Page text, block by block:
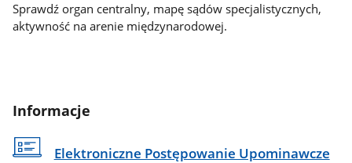
Sprawdź organ centralny, mapę sądów specjalistycznych,
aktywność na arenie międzynarodowej.
Informacje
Elektroniczne Postępowanie Upominawcze